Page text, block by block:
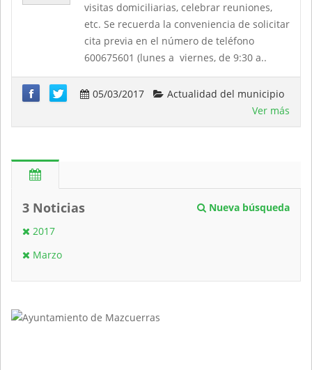
visitas domiciliarias, celebrar reuniones,
etc. Se recuerda la conveniencia de solicitar
cita previa en el número de teléfono
600675601 (lunes a viernes, de 9:30 a..
05/03/2017
Actualidad del municipio
Ver más
3 Noticias
Nueva búsqueda
2017
Marzo